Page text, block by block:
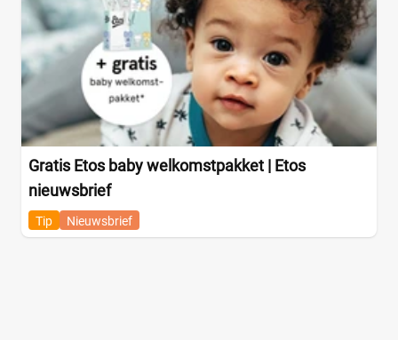
Gratis Etos baby welkomstpakket | Etos
nieuwsbrief
Tip Nieuwsbrief